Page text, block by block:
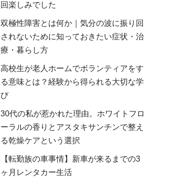
回楽しみでした
双極性障害とは何か｜気分の波に振り回
されないために知っておきたい症状・治
療・暮らし方
高校生が老人ホームでボランティアをす
る意味とは？経験から得られる大切な学
び
30代の私が惹かれた理由。ホワイトフロ
ーラルの香りとアスタキサンチンで整え
る乾燥ケアという選択
【転勤族の車事情】新車が来るまでの3
ヶ月レンタカー生活